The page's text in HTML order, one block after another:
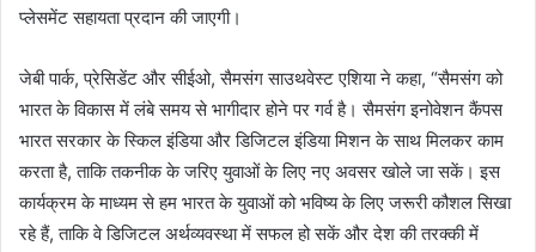
प्लेसमेंट सहायता प्रदान की जाएगी।
जेबी पार्क, प्रेसिडेंट और सीईओ, सैमसंग साउथवेस्ट एशिया ने कहा, “सैमसंग को
भारत के विकास में लंबे समय से भागीदार होने पर गर्व है। सैमसंग इनोवेशन कैंपस
भारत सरकार के स्किल इंडिया और डिजिटल इंडिया मिशन के साथ मिलकर काम
करता है, ताकि तकनीक के जरिए युवाओं के लिए नए अवसर खोले जा सकें। इस
कार्यक्रम के माध्यम से हम भारत के युवाओं को भविष्य के लिए जरूरी कौशल सिखा
रहे हैं, ताकि वे डिजिटल अर्थव्यवस्था में सफल हो सकें और देश की तरक्की में